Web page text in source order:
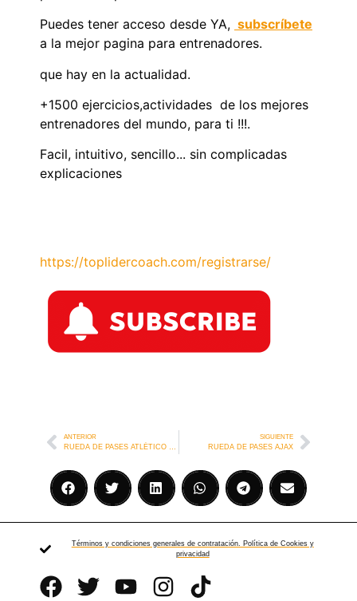
Puedes tener acceso desde YA, subscríbete
a la mejor pagina para entrenadores.
que hay en la actualidad.
+1500 ejercicios,actividades de los mejores
entrenadores del mundo, para ti !!!.
Facil, intuitivo, sencillo... sin complicadas
explicaciones
https://toplidercoach.com/registrarse/
ANTERIOR SIGUIENTE
RUEDA DE PASES AJAX
Términos y condiciones generales de contratación. Política de Cookies y
privacidad